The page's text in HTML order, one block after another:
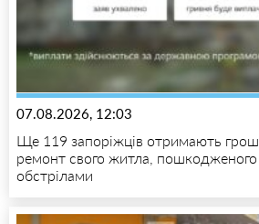
07.08.2026, 12:03
Ще 119 запоріжців отримають
ремонт свого житла, пошкодженого
обстрілами